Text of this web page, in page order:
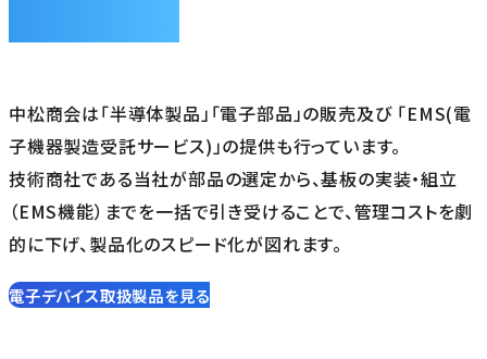
中松商会は「半導体製品」「電子部品」の販売及び 「EMS(電
子機器製造受託サービス)」の提供も行っています。
技術商社である当社が部品の選定から、基板の実装・組立
（EMS機能）までを一括で引き受けることで、管理コストを劇
的に下げ、製品化のスピード化が図れます。
電子デバイス取扱製品を見る